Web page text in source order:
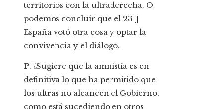
territorios con la ultraderecha. O
podemos concluir que el 23-J
España votó otra cosa y optar la
convivencia y el diálogo.
P. ¿Sugiere que la amnistía es en
definitiva lo que ha permitido que
los ultras no alcancen el Gobierno,
como está sucediendo en otros